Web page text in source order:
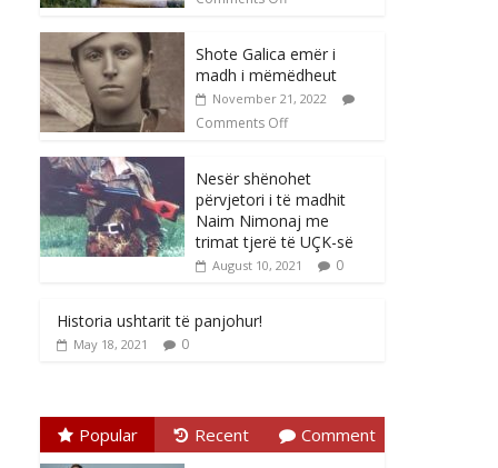
Shote Galica emër i
madh i mëmëdheut
November 21, 2022
Comments Off
Nesër shënohet
përvjetori i të madhit
Naim Nimonaj me
trimat tjerë të UÇK-së
August 10, 2021 0
Historia ushtarit të panjohur!
May 18, 2021 0
Popular Recent Comment